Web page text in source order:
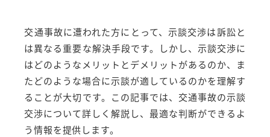
交通事故に遭われた方にとって、示談交渉は訴訟と
は異なる重要な解決手段です。しかし、示談交渉に
はどのようなメリットとデメリットがあるのか、ま
たどのような場合に示談が適しているのかを理解す
ることが大切です。この記事では、交通事故の示談
交渉について詳しく解説し、最適な判断ができるよ
う情報を提供します。